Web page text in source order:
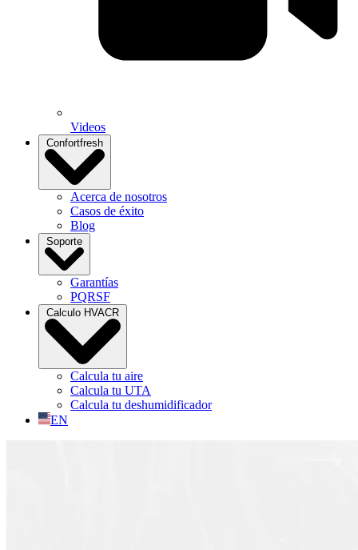
Videos
Confortfresh
Acerca de nosotros
Casos de éxito
Blog
Soporte
Garantías
PQRSF
Calculo HVACR
Calcula tu aire
Calcula tu UTA
Calcula tu deshumidificador
EN